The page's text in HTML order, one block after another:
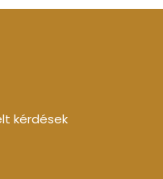
kérdések